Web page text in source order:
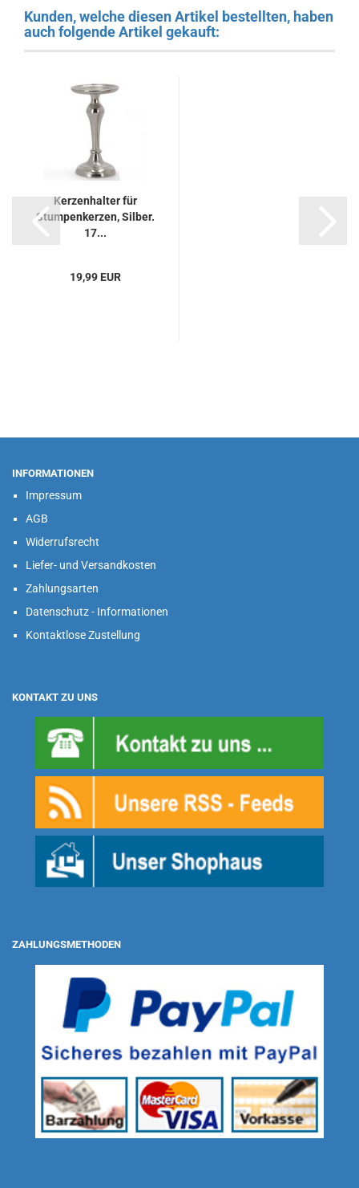
Kunden, welche diesen Artikel bestellten, haben
auch folgende Artikel gekauft:
Kerzenhalter für
Stumpenkerzen, Silber.
17...
19,99 EUR
INFORMATIONEN
Impressum
AGB
Widerrufsrecht
Liefer- und Versandkosten
Zahlungsarten
Datenschutz - Informationen
Kontaktlose Zustellung
KONTAKT ZU UNS
ZAHLUNGSMETHODEN